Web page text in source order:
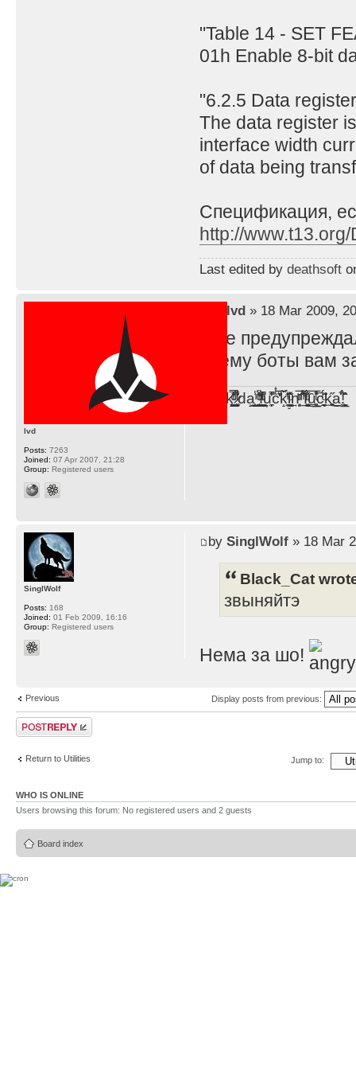
"Table 14 - SET
01h Enable 8-bit
"6.2.5 Data register
The data register
interface width
of data being
Спецификация,
http://
Last edited by deathsoft
lvd» 18 Mar 2009,
я же
- тему боты вам
F̞͖̭̿̔ͯu̐̅cͬ̑ͩk̨̤̳͇̮̭̪̠̽̿̓̆ͭͩ ̷̩̰͎̩͓̘̾̀ͬ̊ͭ͛ͅda̝̺͙̬͎̝̾͟ ̰̜̝̯͉̯̖̓̎́ͨ̽ͫ͟f̟͇̭̀ͬͨͭ̐̚u̹̼̹̗̞͑̔͂͐̚cͭ̅̊̆̒̆ǩ̝̩̯́ͥ̔̍̑ḭ͓͍̳̬ͦ̽͂n͍͎͈̈̅ͩͬ ̊ͫ̂̾̑̈́f̲͚͉͓͗̋́ͧͦ̅ȗ͇̲̻͈̲̅̎͗͒ͭ͡c̬̟̠̹̯̈́ͩ͘ͅk̫̠̻̋͜a̲͒̾̇!͙͕̺͉̗̩̲̂̏̄̀
lvd
Posts: 7263
Joined: 07 Apr 2007, 21:28
Group: Registered users
by SinglWolf» 18 Mar
Black_Cat
звыняйтэ
Нема за шо!
SinglWolf
Posts: 168
Joined: 01 Feb 2009, 16:16
Group: Registered users
Previous Display posts from previous:
Post a reply
Return to Utilities Jump to:
WHO IS ONLINE
Users browsing this forum: No registered users and 2 guests
Board index